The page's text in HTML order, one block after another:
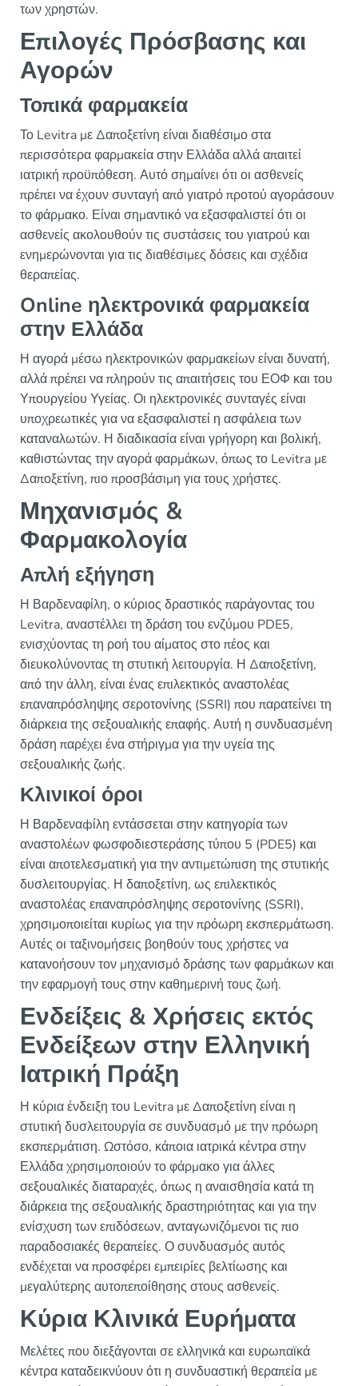
των χρηστών.
Επιλογές Πρόσβασης και
Αγορών
Τοπικά φαρμακεία
Το Levitra με Δαποξετίνη είναι διαθέσιμο στα
περισσότερα φαρμακεία στην Ελλάδα αλλά απαιτεί
ιατρική προϋπόθεση. Αυτό σημαίνει ότι οι ασθενείς
πρέπει να έχουν συνταγή από γιατρό προτού αγοράσουν
το φάρμακο. Είναι σημαντικό να εξασφαλιστεί ότι οι
ασθενείς ακολουθούν τις συστάσεις του γιατρού και
ενημερώνονται για τις διαθέσιμες δόσεις και σχέδια
θεραπείας.
Online ηλεκτρονικά φαρμακεία
στην Ελλάδα
Η αγορά μέσω ηλεκτρονικών φαρμακείων είναι δυνατή,
αλλά πρέπει να πληρούν τις απαιτήσεις του ΕΟΦ και του
Υπουργείου Υγείας. Οι ηλεκτρονικές συνταγές είναι
υποχρεωτικές για να εξασφαλιστεί η ασφάλεια των
καταναλωτών. Η διαδικασία είναι γρήγορη και βολική,
καθιστώντας την αγορά φαρμάκων, όπως το Levitra με
Δαποξετίνη, πιο προσβάσιμη για τους χρήστες.
Μηχανισμός &
Φαρμακολογία
Απλή εξήγηση
Η Βαρδεναφίλη, ο κύριος δραστικός παράγοντας του
Levitra, αναστέλλει τη δράση του ενζύμου PDE5,
ενισχύοντας τη ροή του αίματος στο πέος και
διευκολύνοντας τη στυτική λειτουργία. Η Δαποξετίνη,
από την άλλη, είναι ένας επιλεκτικός αναστολέας
επαναπρόσληψης σεροτονίνης (SSRI) που παρατείνει τη
διάρκεια της σεξουαλικής επαφής. Αυτή η συνδυασμένη
δράση παρέχει ένα στήριγμα για την υγεία της
σεξουαλικής ζωής.
Κλινικοί όροι
Η Βαρδεναфίλη εντάσσεται στην κατηγορία των
αναστολέων φωσφοδιεστεράσης τύπου 5 (PDE5) και
είναι αποτελεσματική για την αντιμετώπιση της στυτικής
δυσλειτουργίας. Η δαποξετίνη, ως επιλεκτικός
αναστολέας επαναπρόσληψης σεροτονίνης (SSRI),
χρησιμοποιείται κυρίως για την πρόωρη εκσπερμάτωση.
Αυτές οι ταξινομήσεις βοηθούν τους χρήστες να
κατανοήσουν τον μηχανισμό δράσης των φαρμάκων και
την εφαρμογή τους στην καθημερινή τους ζωή.
Ενδείξεις & Χρήσεις εκτός
Ενδείξεων στην Ελληνική
Ιατρική Πράξη
Η κύρια ένδειξη του Levitra με Δαποξετίνη είναι η
στυτική δυσλειτουργία σε συνδυασμό με την πρόωρη
εκσπερμάτιση. Ωστόσο, κάποια ιατρικά κέντρα στην
Ελλάδα χρησιμοποιούν το φάρμακο για άλλες
σεξουαλικές διαταραχές, όπως η αναισθησία κατά τη
διάρκεια της σεξουαλικής δραστηριότητας και για την
ενίσχυση των επιδόσεων, ανταγωνιζόμενοι τις πιο
παραδοσιακές θεραπείες. Ο συνδυασμός αυτός
ενδέχεται να προσφέρει εμπειρίες βελτίωσης και
μεγαλύτερης αυτοπεποίθησης στους ασθενείς.
Κύρια Κλινικά Ευρήματα
Μελέτες που διεξάγονται σε ελληνικά και ευρωπαϊκά
κέντρα καταδεικνύουν ότι η συνδυαστική θεραπεία με